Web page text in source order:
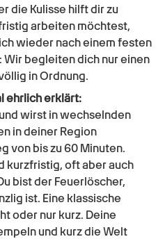
die Kulisse hilft dir zu
arbeiten möchtest,
wieder nach einem festen
Wir begleiten dich nur einen
in Ordnung.
ehrlich erklärt:
wirst in wechselnden
in deiner Region
von bis zu 60 Minuten.
kurzfristig, oft aber auch
bist der Feuerlöscher,
ist. Eine klassische
oder nur kurz. Deine
und kurz die Welt